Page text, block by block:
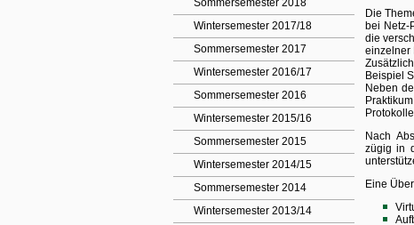
Sommersemester 2018
Wintersemester 2017/18
Sommersemester 2017
Wintersemester 2016/17
Sommersemester 2016
Wintersemester 2015/16
Sommersemester 2015
Wintersemester 2014/15
Sommersemester 2014
Wintersemester 2013/14
Die
bei Netz-
die
einzelner
Beispiel
Neben
Nach
zügig in
Eine